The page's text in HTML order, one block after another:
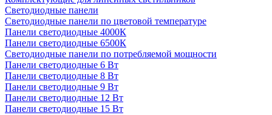
Светодиодные панели
Светодиодные панели по цветовой температуре
Панели светодиодные 4000К
Панели светодиодные 6500К
Светодиодные панели по потребляемой мощности
Панели светодиодные 6 Вт
Панели светодиодные 8 Вт
Панели светодиодные 9 Вт
Панели светодиодные 12 Вт
Панели светодиодные 15 Вт